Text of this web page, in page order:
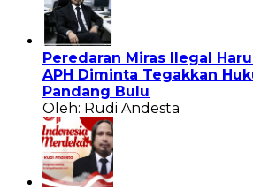
Peredaran Miras Ilegal
APH Diminta Tegakkan
Pandang Bulu
Oleh: Rudi Andesta